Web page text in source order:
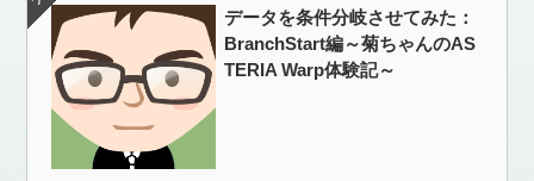
データを条件分岐させてみた：
BranchStart編～菊ちゃんのAS
TERIA Warp体験記～